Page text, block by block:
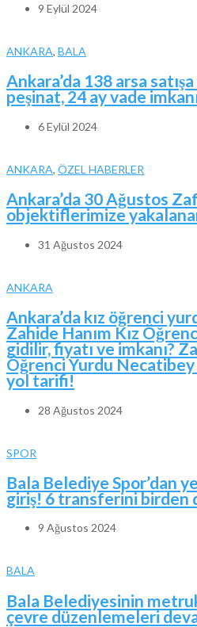
9 Eylül 2024
ANKARA, BALA
Ankara’da 138 arsa
peşinat, 24 ay vade
6 Eylül 2024
ANKARA, ÖZEL HABERLER
Ankara’da 30 Ağustos
objektiflerimize
31 Ağustos 2024
ANKARA
Ankara’da kız öğrenci
Zahide Hanım Kız
gidilir, fiyatı ve imkanı?
Öğrenci Yurdu
yol tarifi!
28 Ağustos 2024
SPOR
Bala Belediye Spor’dan
giriş! 6 transferini birden
9 Ağustos 2024
BALA
Bala Belediyesinin
çevre düzenlemeleri